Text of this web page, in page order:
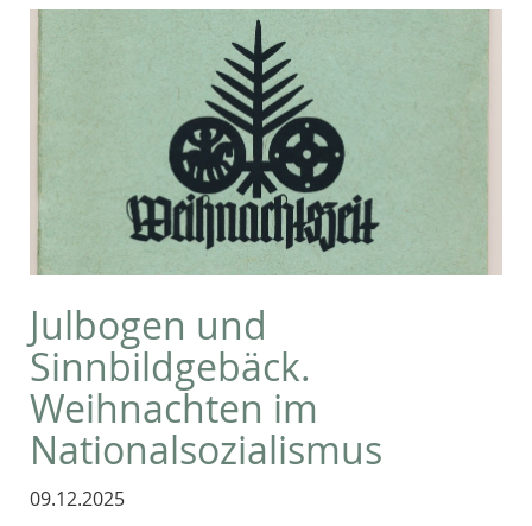
Julbogen und
Sinnbildgebäck.
Weihnachten im
Nationalsozialismus
09.12.2025